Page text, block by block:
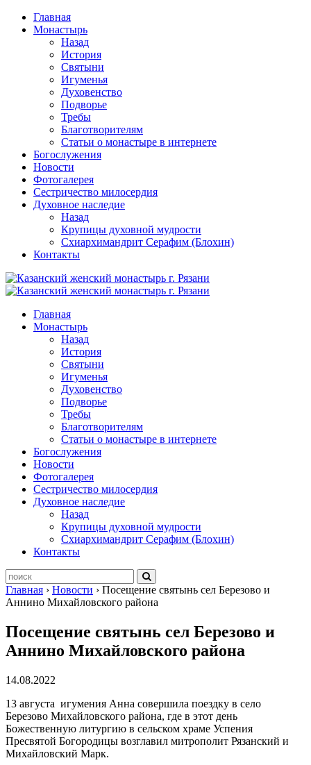
Перейти
содержимому
Главная
Монастырь
Назад
История
Святыни
Игуменья
Духовенство
Подворье
Требы
Благотворителям
Статьи о монастыре в интернете
Богослужения
Новости
Фотогалерея
Сестричество милосердия
Духовное наследие
Назад
Крупицы духовной мудрости
Схиархимандрит Серафим (Блохин)
Контакты
Главная
Монастырь
Назад
История
Святыни
Игуменья
Духовенство
Подворье
Требы
Благотворителям
Статьи о монастыре в интернете
Богослужения
Новости
Фотогалерея
Сестричество милосердия
Духовное наследие
Назад
Крупицы духовной мудрости
Схиархимандрит Серафим (Блохин)
Контакты
Главная › Новости › Посещение святынь сел Березово и
Аннино Михайловского района
Посещение святынь сел Березово и
Аннино Михайловского района
14.08.2022
13 августа игумения Анна совершила поездку в село
Березово Михайловского района, где в этот день
Божественную литургию в сельском храме Успения
Пресвятой Богородицы возглавил митрополит Рязанский и
Михайловский Марк.